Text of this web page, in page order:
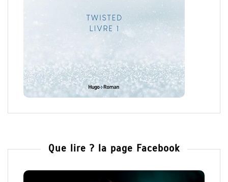
Que lire ? la page Facebook